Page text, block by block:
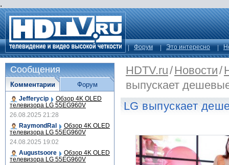
.
Форум Это интересно
HDTV.ru/Новости/
выпускает
LG выпускает
Сообщения
Комментарии
Jefferycip Обзор 4K OLED
телевизора LG 55EG960V
26.08.2025 21:28
RaymondRal
Обзор 4K OLED
телевизора LG 55EG960V
24.08.2025 19:02
Augustsoore
Обзор 4K OLED
телевизора LG 55EG960V
Форум